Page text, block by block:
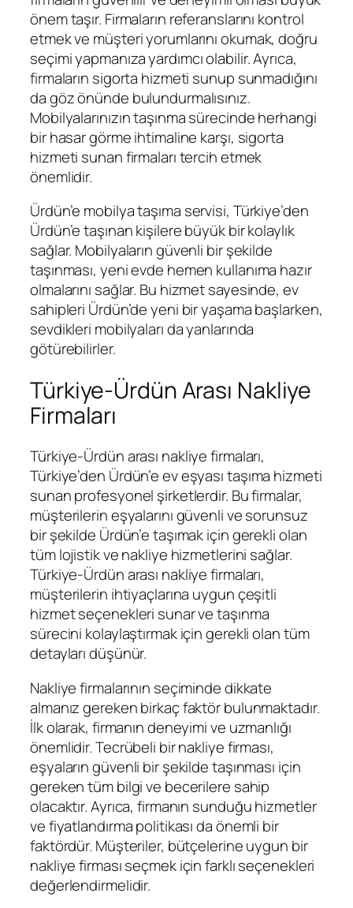
önem taşır. Firmaların referanslarını kontrol
etmek ve müşteri yorumlarını okumak, doğru
seçimi yapmanıza yardımcı olabilir. Ayrıca,
firmaların sigorta hizmeti sunup sunmadığını
da göz önünde bulundurmalısınız.
Mobilyalarınızın taşınma sürecinde herhangi
bir hasar görme ihtimaline karşı, sigorta
hizmeti sunan firmaları tercih etmek
önemlidir.
Ürdün’e mobilya taşıma servisi, Türkiye’den
Ürdün’e taşınan kişilere büyük bir kolaylık
sağlar. Mobilyaların güvenli bir şekilde
taşınması, yeni evde hemen kullanıma hazır
olmalarını sağlar. Bu hizmet sayesinde, ev
sahipleri Ürdün’de yeni bir yaşama başlarken,
sevdikleri mobilyaları da yanlarında
götürebilirler.
Türkiye-Ürdün Arası Nakliye
Firmaları
Türkiye-Ürdün arası nakliye firmaları,
Türkiye’den Ürdün’e ev eşyası taşıma hizmeti
sunan profesyonel şirketlerdir. Bu firmalar,
müşterilerin eşyalarını güvenli ve sorunsuz
bir şekilde Ürdün’e taşımak için gerekli olan
tüm lojistik ve nakliye hizmetlerini sağlar.
Türkiye-Ürdün arası nakliye firmaları,
müşterilerin ihtiyaçlarına uygun çeşitli
hizmet seçenekleri sunar ve taşınma
sürecini kolaylaştırmak için gerekli olan tüm
detayları düşünür.
Nakliye firmalarının seçiminde dikkate
almanız gereken birkaç faktör bulunmaktadır.
İlk olarak, firmanın deneyimi ve uzmanlığı
önemlidir. Tecrübeli bir nakliye firması,
eşyaların güvenli bir şekilde taşınması için
gereken tüm bilgi ve becerilere sahip
olacaktır. Ayrıca, firmanın sunduğu hizmetler
ve fiyatlandırma politikası da önemli bir
faktördür. Müşteriler, bütçelerine uygun bir
nakliye firması seçmek için farklı seçenekleri
değerlendirmelidir.